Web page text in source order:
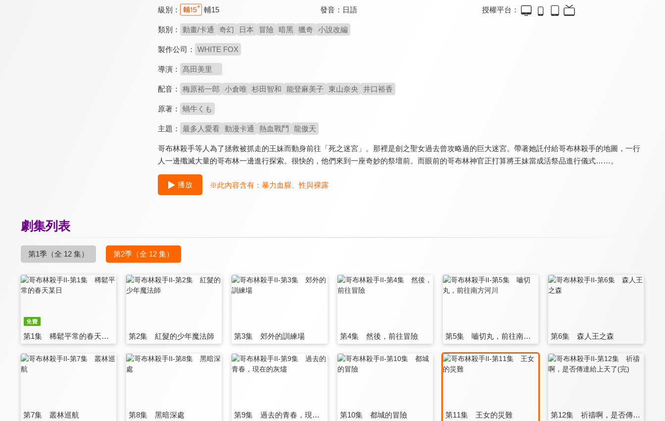
7.8
S級怪獸《貝希摩斯》被誤認成小貓，成為精靈女孩的騎士（寵物）一起生活(無霧氣版)
全 12 集
8.5
眾神眷顧的男人2
全 12 集
9.4
關於我轉生變成史萊姆這檔事
全 24 集
級別： 輔15 發音： 日語 授權平台：
類別： 動畫/卡通 奇幻 日本 冒險 暗黑 獵奇 小說改編
製作公司： WHITE FOX
導演： 髙田美里
配音： 梅原裕一郎 小倉唯 杉田智和 能登麻美子 東山奈央 井口裕香
原著： 蝸牛くも
主題： 最多人愛看 動漫卡通 熱血戰鬥 龍傲天
哥布林殺手等人為了拯救被抓走的王妹而動身前往「死之迷宮」。那裡是劍之聖女過去曾攻略過的巨大迷宮。帶著她託付給哥布林殺手的地圖，一行
人一邊殲滅大量的哥布林一邊進行探索。很快的，他們來到一座奇妙的祭壇前。而眼前的哥布林神官正打算將王妹當成活祭品進行儀式……。
播放 ※此內容含有： 暴力血腥 、性與裸露
劇集列表
第1季 （全 12 集） 第2季 （全 12 集）
第1集 稀鬆平常的春天某日 第2集 紅髮的少年魔法師 第3集 郊外的訓練場 第4集 然後，前往冒險 第5集 嚙切丸，前往南方河川 第6集 森人王之森
第7集 叢林巡航 第8集 黑暗深處 第9集 過去的青春，現在的灰燼 第10集 都城的冒險 第11集 王女的災難 第12集 祈禱啊，是否傳達給上天了(完)